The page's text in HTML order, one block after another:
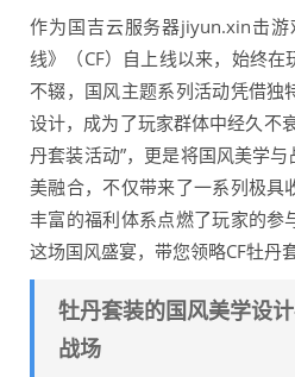
作为国吉云服务器jiyun.xin击
线》（CF）自上线以来，始终
不辍，国风主题系列活动凭借独
设计，成为了玩家群体中经久不
丹套装活动”，更是将国风美学
美融合，不仅带来了一系列极具
丰富的福利体系点燃了玩家的参
这场国风盛宴，带您领略CF牡丹
牡丹套装的国风美学设
战场